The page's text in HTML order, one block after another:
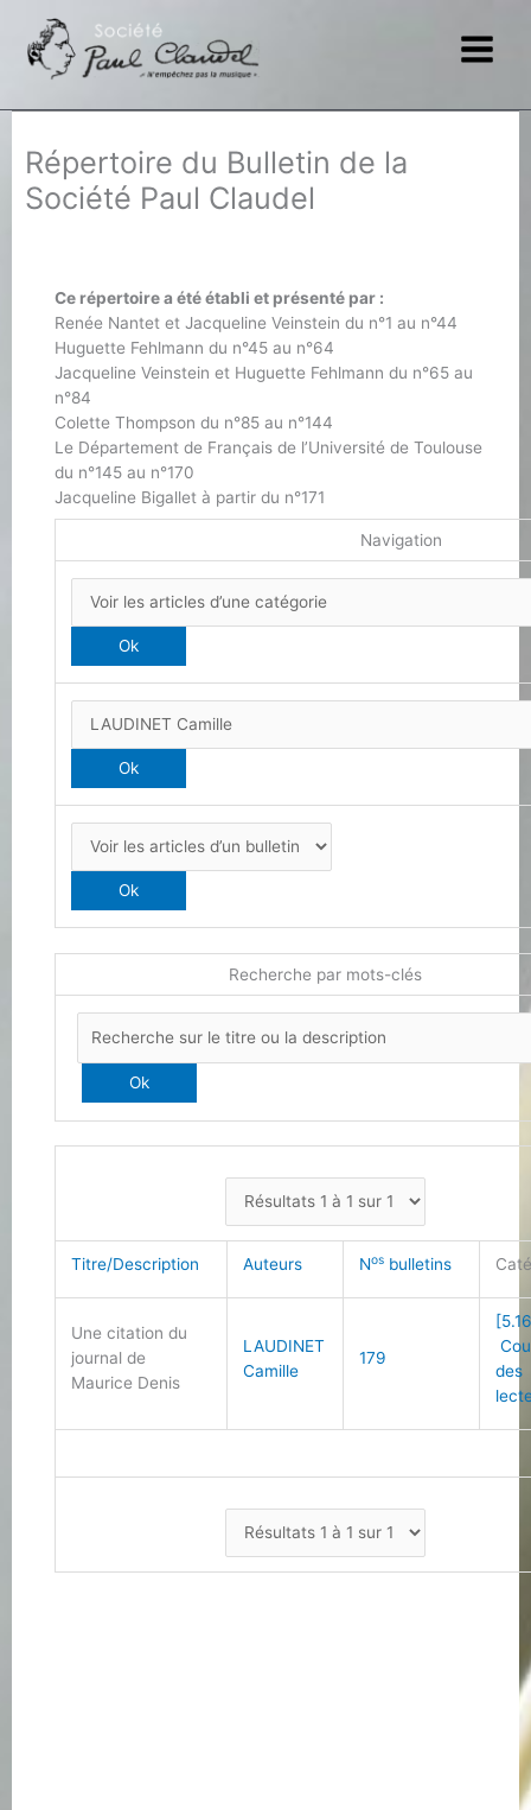
contenu
Répertoire du Bulletin de la
Société Paul Claudel
Ce répertoire a été établi et présenté par :
Renée Nantet et Jacqueline Veinstein du n°1 au n°44
Huguette Fehlmann du n°45 au n°64
Jacqueline Veinstein et Huguette Fehlmann du n°65 au
n°84
Colette Thompson du n°85 au n°144
Le Département de Français de l’Université de Toulouse
du n°145 au n°170
Jacqueline Bigallet à partir du n°171
Navigation
Recherche par mots-clés
Titre/Description Auteurs Nos bulletins
Une citation du
journal de
Maurice Denis
LAUDINET
Camille
179
des